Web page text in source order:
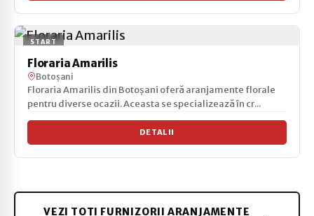
START
Floraria Amarilis
Botoșani
Floraria Amarilis din Botoșani oferă aranjamente florale
pentru diverse ocazii. Aceasta se specializează în cr...
DETALII
VEZI TOȚI FURNIZORII ARANJAMENTE